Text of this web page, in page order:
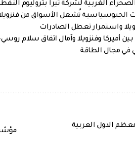
الغربية لشركة تيرا بتروليوم
واستمرار تعطل الصادرات
أميركا وفنزويلا وآمال اتفاق سلام
في مجال الطاقة
الدول العربية